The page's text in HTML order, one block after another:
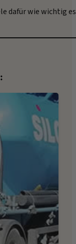
dafür wie wichtig